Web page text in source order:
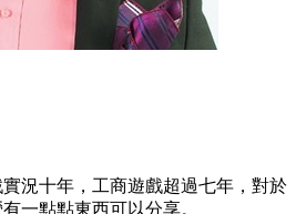
況十年，工商遊戲超過七年，對於
一點點東西可以分享。